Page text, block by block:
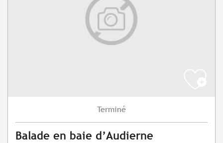
Terminé
Balade en baie d’Audierne